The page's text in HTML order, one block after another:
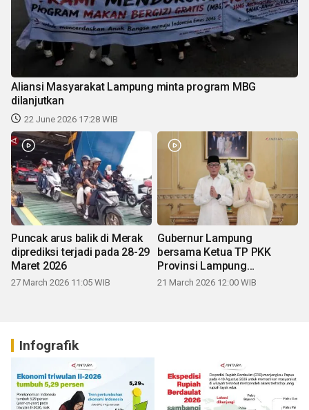
Aliansi Masyarakat Lampung minta program MBG
dilanjutkan
22 June 2026 17:28 WIB
Puncak arus balik di Merak
diprediksi terjadi pada 28-29
Maret 2026
27 March 2026 11:05 WIB
Gubernur Lampung
bersama Ketua TP PKK
Provinsi Lampung
mengucapkan Selamat Hari
21 March 2026 12:00 WIB
Infografik